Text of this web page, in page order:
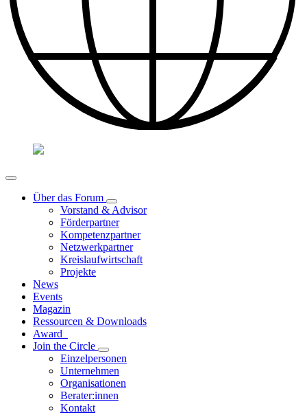
Über das Forum
Vorstand & Advisor
Förderpartner
Kompetenzpartner
Netzwerkpartner
Kreislaufwirtschaft
Projekte
News
Events
Magazin
Ressourcen & Downloads
Award
Join the Circle
Einzelpersonen
Unternehmen
Organisationen
Berater:innen
Kontakt